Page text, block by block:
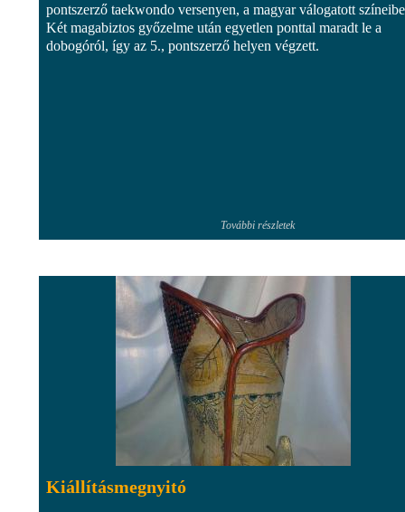
pontszerző taekwondo versenyen, a magyar válogatott
Két magabiztos győzelme után egyetlen ponttal maradt le a
dobogóról, így az 5., pontszerző helyen végzett.
További részletek
Kiállításmegnyitó